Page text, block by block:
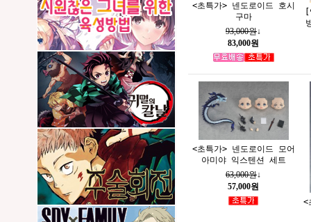
<초특가> 넨도로이드 호시
구마
93,000원↓
83,000원
<초특가> 넨도로이드 모어
아미야 익스텐션 세트
63,000원↓
57,000원
<